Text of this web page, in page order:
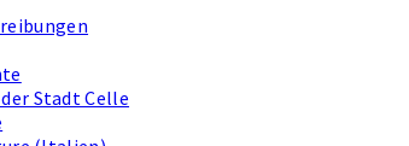
Stadt Celle